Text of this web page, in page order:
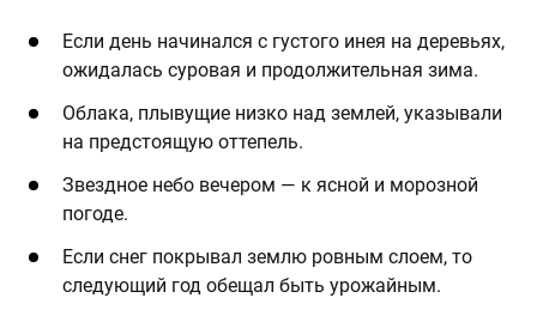
Если день начинался с густого инея на деревьях,
ожидалась суровая и продолжительная зима.
Облака, плывущие низко над землей, указывали
на предстоящую оттепель.
Звездное небо вечером — к ясной и морозной
погоде.
Если снег покрывал землю ровным слоем, то
следующий год обещал быть урожайным.